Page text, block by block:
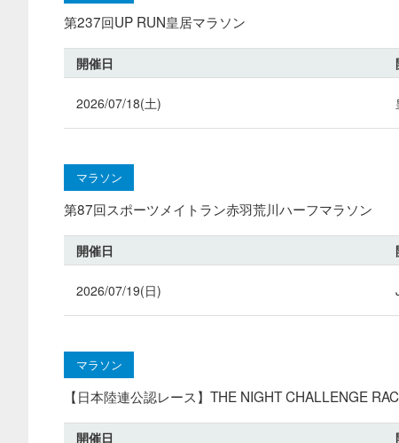
第237回UP RUN皇居マラソン
開催日
2026/07/18(土)
マラソン
第87回スポーツメイトラン赤羽荒川ハーフマラソン
開催日
2026/07/19(日)
マラソン
【日本陸連公認レース】THE NIGHT CHALLENGE
開催日